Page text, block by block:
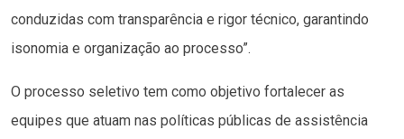
conduzidas com transparência e rigor técnico, garantindo
isonomia e organização ao processo”.
O processo seletivo tem como objetivo fortalecer as
equipes que atuam nas políticas públicas de assistência